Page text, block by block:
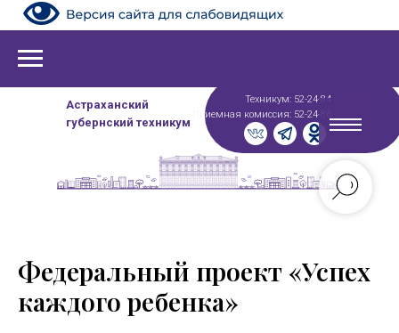
Астраханский
губернский техникум
Техникум: 52-24-84
Приемная комиссия: 52-24-86
Федеральный проект «Успех
каждого ребенка»